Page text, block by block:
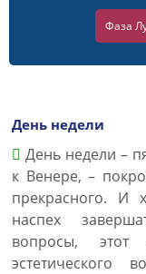
Фаза
День недели
День недели –
к Венере, –
прекрасного. И
наспех
вопросы,
эстетического